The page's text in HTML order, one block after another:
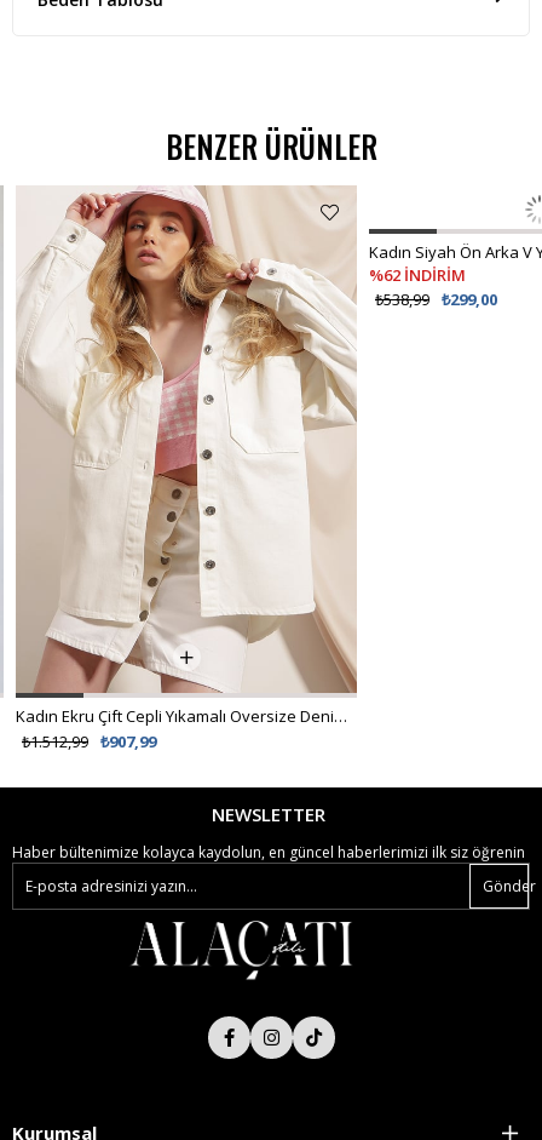
BENZER ÜRÜNLER
Kadın Ekru Çift Cepli Yıkamalı Oversize Denim Ceket ALC-X8152
₺907,99
₺1.512,99
NEWSLETTER
Haber bültenimize kolayca kaydolun, en güncel haberlerimizi ilk siz öğrenin
Gönder
Kurumsal